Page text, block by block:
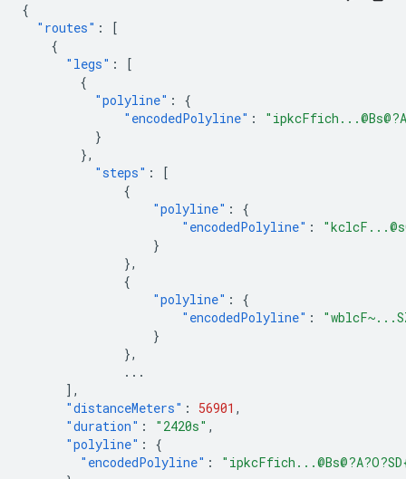
{
"routes" :
[
{
"legs" :
[
{
"polyline" :
{
"encodedPolyline" :
}
},
"steps" :
[
{
"polyline" :
{
"encodedPolyline" :
}
},
{
"polyline" :
{
"encodedPolyline" :
}
},
...
],
"distanceMeters" : 56901 ,
"duration" : "2420s" ,
"polyline" :
{
"encodedPolyline" :